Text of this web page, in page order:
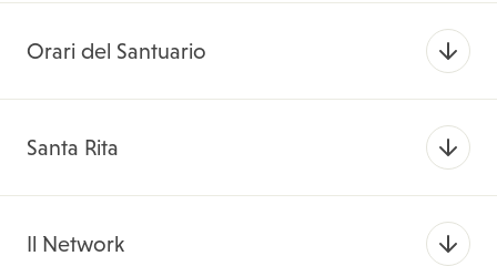
Orari del Santuario
Santa Rita
Il Network